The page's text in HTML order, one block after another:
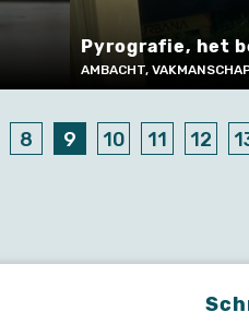
Pyrografie, het
AMBACHT,
8 9 10 11 12